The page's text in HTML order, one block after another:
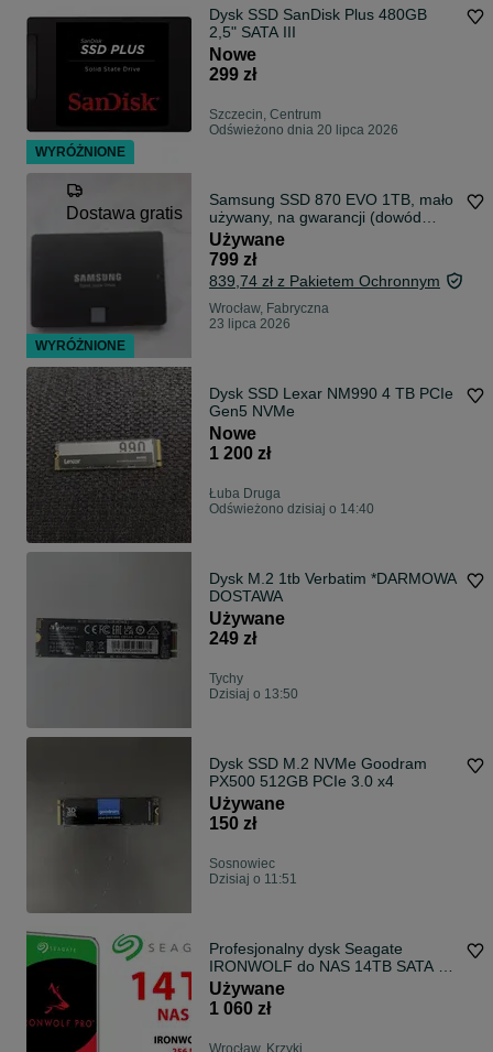
Dysk SSD SanDisk Plus 480GB
2,5" SATA III
Nowe
299 zł
Szczecin, Centrum
Odświeżono dnia 20 lipca 2026
Dostawa gratis
Samsung SSD 870 EVO 1TB, mało
używany, na gwarancji (dowód
zakupu)
Używane
799 zł
839,74 zł z Pakietem Ochronnym
Wrocław, Fabryczna
23 lipca 2026
Dysk SSD Lexar NM990 4 TB PCIe
Gen5 NVMe
Nowe
1 200 zł
Łuba Druga
Odświeżono dzisiaj o 14:40
Dysk M.2 1tb Verbatim *DARMOWA
DOSTAWA
Używane
249 zł
Tychy
Dzisiaj o 13:50
Dysk SSD M.2 NVMe Goodram
PX500 512GB PCIe 3.0 x4
Używane
150 zł
Sosnowiec
Dzisiaj o 11:51
Profesjonalny dysk Seagate
IRONWOLF do NAS 14TB SATA -
Gwarancja!
Używane
1 060 zł
WYRÓŻNIONE
WYRÓŻNIONE